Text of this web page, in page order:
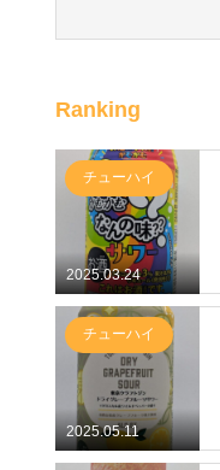
Ranking
2025.03.24
チューハイ
2025.05.11
チューハイ